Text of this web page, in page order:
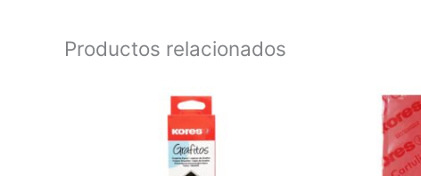
Productos relacionados